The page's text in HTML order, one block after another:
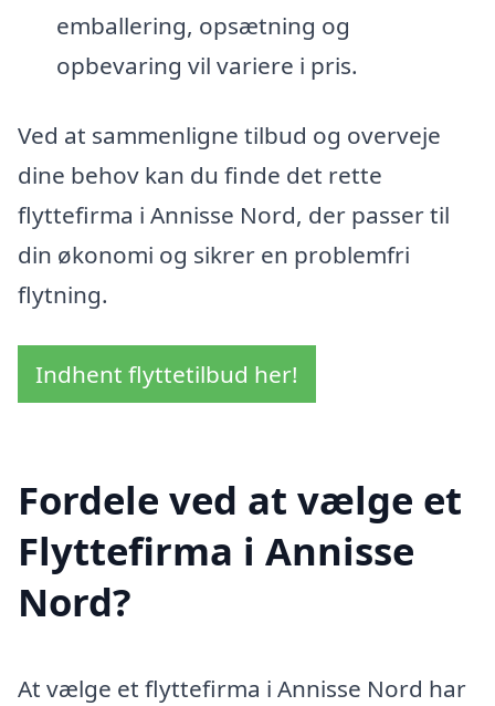
emballering, opsætning og
opbevaring vil variere i pris.
Ved at sammenligne tilbud og overveje
dine behov kan du finde det rette
flyttefirma i Annisse Nord, der passer til
din økonomi og sikrer en problemfri
flytning.
Indhent flyttetilbud her!
Fordele ved at vælge et
Flyttefirma i Annisse
Nord?
At vælge et flyttefirma i Annisse Nord har